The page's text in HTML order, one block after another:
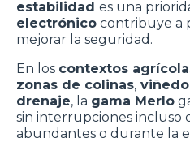
estabilidad es una
electrónico contribuye a
mejorar la seguridad.
En los contextos
zonas de colinas,
drenaje, la gama Merlo
sin interrupciones incluso
abundantes o durante la